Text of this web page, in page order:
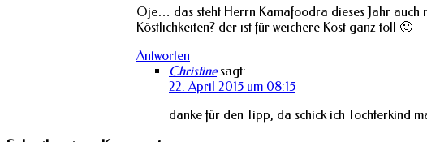
Oje… das steht Herrn Kamafoodra dieses Jahr auch
Köstlichkeiten? der ist für weichere Kost ganz toll 🙂
Antworten
Christine sagt:
22. April 2015 um 08:15
danke für den Tipp, da schick ich Tochterkind